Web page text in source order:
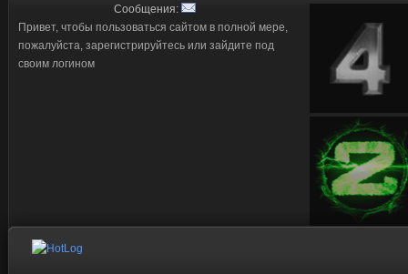
Сообщения:
Привет, чтобы пользоваться сайтом в полной мере,
пожалуйста, зарегистрируйтесь или зайдите под
своим логином